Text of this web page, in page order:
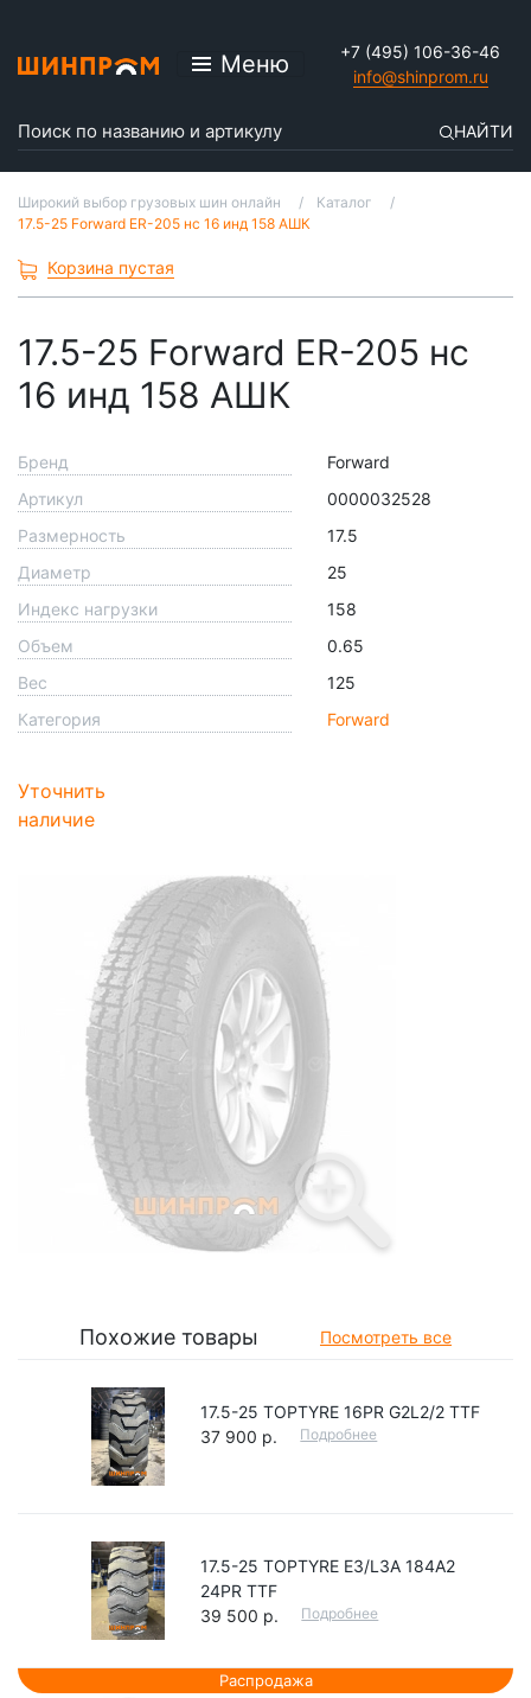
Меню
+7 (495) 106-36-46
info@shinprom.ru
НАЙТИ
Широкий выбор грузовых шин онлайн
Каталог
17.5-25 Forward ER-205 нс 16 инд 158 АШК
Корзина пустая
17.5-25 Forward ER-205 нс
16 инд 158 АШК
Бренд
Forward
Артикул
0000032528
Размерность
17.5
Диаметр
25
Индекс нагрузки
158
Объем
0.65
Вес
125
Категория
Forward
Уточнить
наличие
Похожие товары Посмотреть все
17.5-25 TOPTYRE 16PR G2L2/2 TTF
37 900 р.
Подробнее
17.5-25 TOPTYRE E3/L3A 184A2
24PR TTF
39 500 р.
Подробнее
Распродажа